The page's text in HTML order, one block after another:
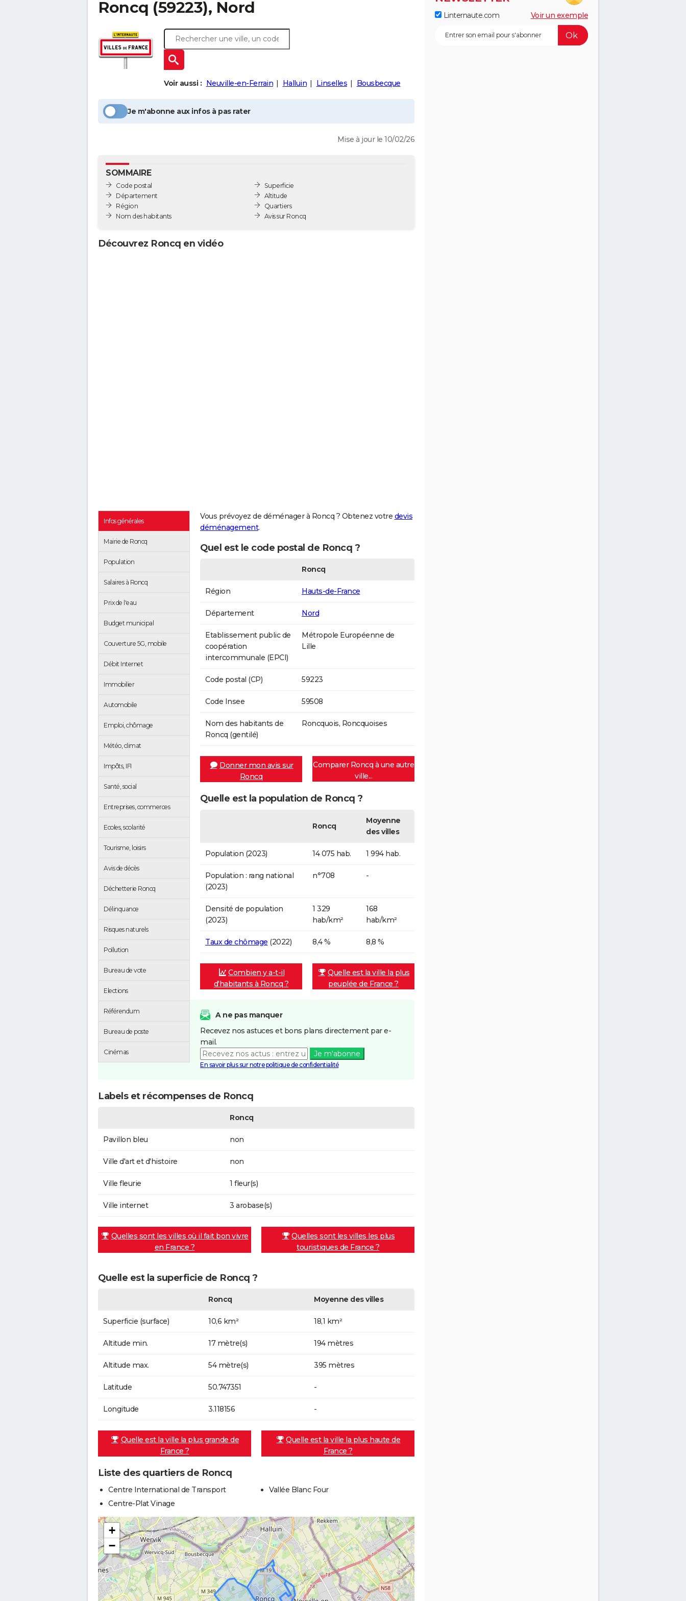
Roncq (59223), Nord
Voir aussi : Neuville-en-Ferrain Halluin Linselles Bousbecque
Je m'abonne aux infos à pas rater
Mise à jour le 10/02/26
SOMMAIRE
Code postal
Département
Région
Nom des habitants
Superficie
Altitude
Quartiers
Avis sur Roncq
Découvrez Roncq en vidéo
Infos générales
Mairie de Roncq
Population
Salaires à Roncq
Prix de l'eau
Budget municipal
Couverture 5G, mobile
Débit Internet
Immobilier
Automobile
Emploi, chômage
Météo, climat
Impôts, IFI
Santé, social
Entreprises, commerces
Ecoles, scolarité
Tourisme, loisirs
Avis de décès
Déchetterie Roncq
Délinquance
Risques naturels
Pollution
Bureau de vote
Elections
Référendum
Bureau de poste
Cinémas
Vous prévoyez de déménager à Roncq ? Obtenez votre devis
déménagement.
Quel est le code postal de Roncq ?
Roncq
Région Hauts-de-France
Département Nord
Etablissement public de
coopération
intercommunale (EPCI)
Métropole Européenne de
Lille
Code postal (CP) 59223
Code Insee 59508
Nom des habitants de
Roncq (gentilé)
Roncquois, Roncquoises
Donner mon avis sur
Roncq
Comparer Roncq à une autre
ville...
Quelle est la population de Roncq ?
Roncq
Moyenne
des villes
Population (2023) 14 075 hab. 1 994 hab.
Population : rang national
(2023)
n°708 -
Densité de population
(2023)
1 329
hab/km²
168
hab/km²
Taux de chômage (2022) 8,4 % 8,8 %
Combien y a-t-il
d'habitants à Roncq ?
Quelle est la ville la plus
peuplée de France ?
A ne pas manquer
Recevez nos astuces et bons plans directement par e-
mail.
Je m'abonne
En savoir plus sur notre politique de confidentialité
Labels et récompenses de Roncq
Roncq
Pavillon bleu non
Ville d'art et d'histoire non
Ville fleurie 1 fleur(s)
Ville internet 3 arobase(s)
Quelles sont les villes où il fait bon vivre
en France ?
Quelles sont les villes les plus
touristiques de France ?
Quelle est la superficie de Roncq ?
Roncq Moyenne des villes
Superficie (surface) 10,6 km² 18,1 km²
Altitude min. 17 mètre(s) 194 mètres
Altitude max. 54 mètre(s) 395 mètres
Latitude 50.747351 -
Longitude 3.118156 -
Quelle est la ville la plus grande de
France ?
Quelle est la ville la plus haute de
France ?
Liste des quartiers de Roncq
Centre International de Transport
Centre-Plat Vinage
Vallée Blanc Four
+
−
Linternaute.com Voir un exemple